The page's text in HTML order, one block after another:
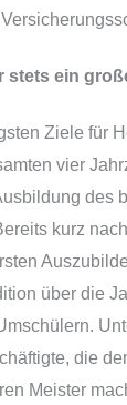
stets ein
Ziele für
vier
des
kurz
über die
die
Meister